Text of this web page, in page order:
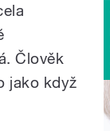
Člověk
jako když